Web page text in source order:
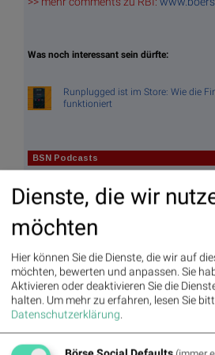
Was noch interessant sein dürfte:
Runplugged ist im Store: Wie die
funktioniert
BSN Podcasts
Wiener Börse Party #1216:
Mobility weiter stark, neue
BSNgine
x
Movi
ng
Averages
Dienste, die wir
möchten
Hier können Sie die Dienste, die wir auf
möchten, bewerten und anpassen. Sie
Aktivieren oder deaktivieren Sie die
halten. Um mehr zu erfahren, lesen Sie
Datenschutzerklärung.